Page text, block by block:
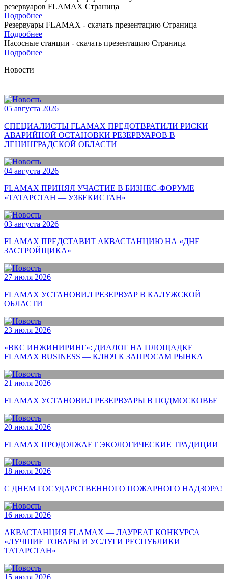
резервуаров FLAMAX Страница
Подробнее
Резервуары FLAMAX - скачать презентацию Страница
Подробнее
Насосные станции - скачать презентацию Страница
Подробнее
Новости
05 августа 2026
СПЕЦИАЛИСТЫ FLAMAX ПРЕДОТВРАТИЛИ РИСКИ
АВАРИЙНОЙ ОСТАНОВКИ РЕЗЕРВУАРОВ В
ЛЕНИНГРАДСКОЙ ОБЛАСТИ
04 августа 2026
FLAMAX ПРИНЯЛ УЧАСТИЕ В БИЗНЕС-ФОРУМЕ
«ТАТАРСТАН — УЗБЕКИСТАН»
03 августа 2026
FLAMAX ПРЕДСТАВИТ АКВАСТАНЦИЮ НА «ДНЕ
ЗАСТРОЙЩИКА»
27 июля 2026
FLAMAX УСТАНОВИЛ РЕЗЕРВУАР В КАЛУЖСКОЙ
ОБЛАСТИ
23 июля 2026
«ВКС ИНЖИНИРИНГ»: ДИАЛОГ НА ПЛОЩАДКЕ
FLAMAX BUSINESS — КЛЮЧ К ЗАПРОСАМ РЫНКА
21 июля 2026
FLAMAX УСТАНОВИЛ РЕЗЕРВУАРЫ В ПОДМОСКОВЬЕ
20 июля 2026
FLAMAX ПРОДОЛЖАЕТ ЭКОЛОГИЧЕСКИЕ ТРАДИЦИИ
18 июля 2026
С ДНЕМ ГОСУДАРСТВЕННОГО ПОЖАРНОГО НАДЗОРА!
16 июля 2026
АКВАСТАНЦИЯ FLAMAX — ЛАУРЕАТ КОНКУРСА
«ЛУЧШИЕ ТОВАРЫ И УСЛУГИ РЕСПУБЛИКИ
ТАТАРСТАН»
15 июля 2026